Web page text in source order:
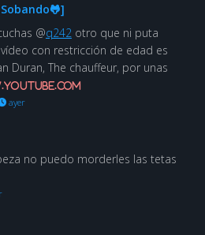
@q242 otro que ni puta
con restricción de edad es
Duran, The chauffeur, por unas
ayer
no puedo morderles las tetas